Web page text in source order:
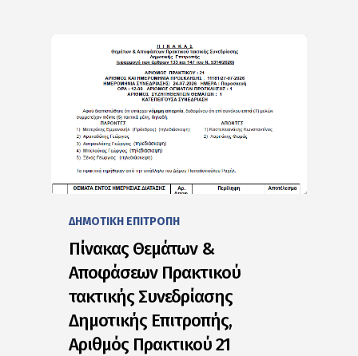
ΔΗΜΟΤΙΚΗ ΕΠΙΤΡΟΠΗ
Πίνακας Θεμάτων &
Αποφάσεων Πρακτικού
τακτικής Συνεδρίασης
Δημοτικής Επιτροπής,
Αριθμός Πρακτικού 21